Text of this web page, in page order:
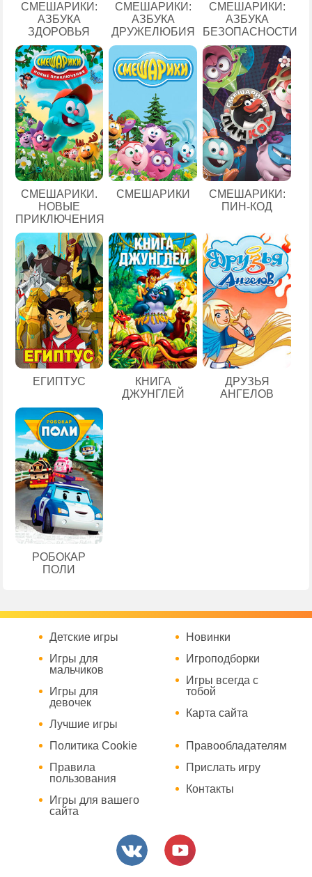
СМЕШАРИКИ:
АЗБУКА
ЗДОРОВЬЯ
СМЕШАРИКИ:
АЗБУКА
ДРУЖЕЛЮБИЯ
СМЕШАРИКИ:
АЗБУКА
БЕЗОПАСНОСТИ
СМЕШАРИКИ.
НОВЫЕ
ПРИКЛЮЧЕНИЯ
СМЕШАРИКИ
СМЕШАРИКИ:
ПИН-КОД
ЕГИПТУС
КНИГА
ДЖУНГЛЕЙ
ДРУЗЬЯ
АНГЕЛОВ
РОБОКАР
ПОЛИ
Детские игры
Игры для
мальчиков
Игры для
девочек
Лучшие игры
Новинки
Игроподборки
Игры всегда с
тобой
Карта сайта
Политика Cookie
Правила
пользования
Игры для вашего
сайта
Правообладателям
Прислать игру
Контакты